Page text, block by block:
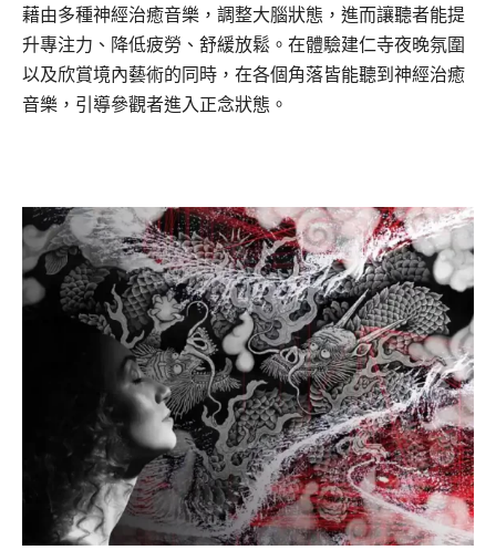
藉由多種神經治癒音樂，調整大腦狀態，進而讓聽者能提
升專注力、降低疲勞、舒緩放鬆。在體驗建仁寺夜晚氛圍
以及欣賞境內藝術的同時，在各個角落皆能聽到神經治癒
音樂，引導參觀者進入正念狀態。